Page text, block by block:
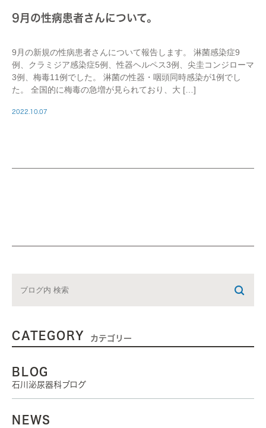
9月の性病患者さんについて。
9月の新規の性病患者さんについて報告します。 淋菌感染症9
例、クラミジア感染症5例、性器ヘルペス3例、尖圭コンジローマ
3例、梅毒11例でした。 淋菌の性器・咽頭同時感染が1例でし
た。 全国的に梅毒の急増が見られており、大 […]
2022.10.07
CATEGORY カテゴリー
BLOG
石川泌尿器科ブログ
NEWS